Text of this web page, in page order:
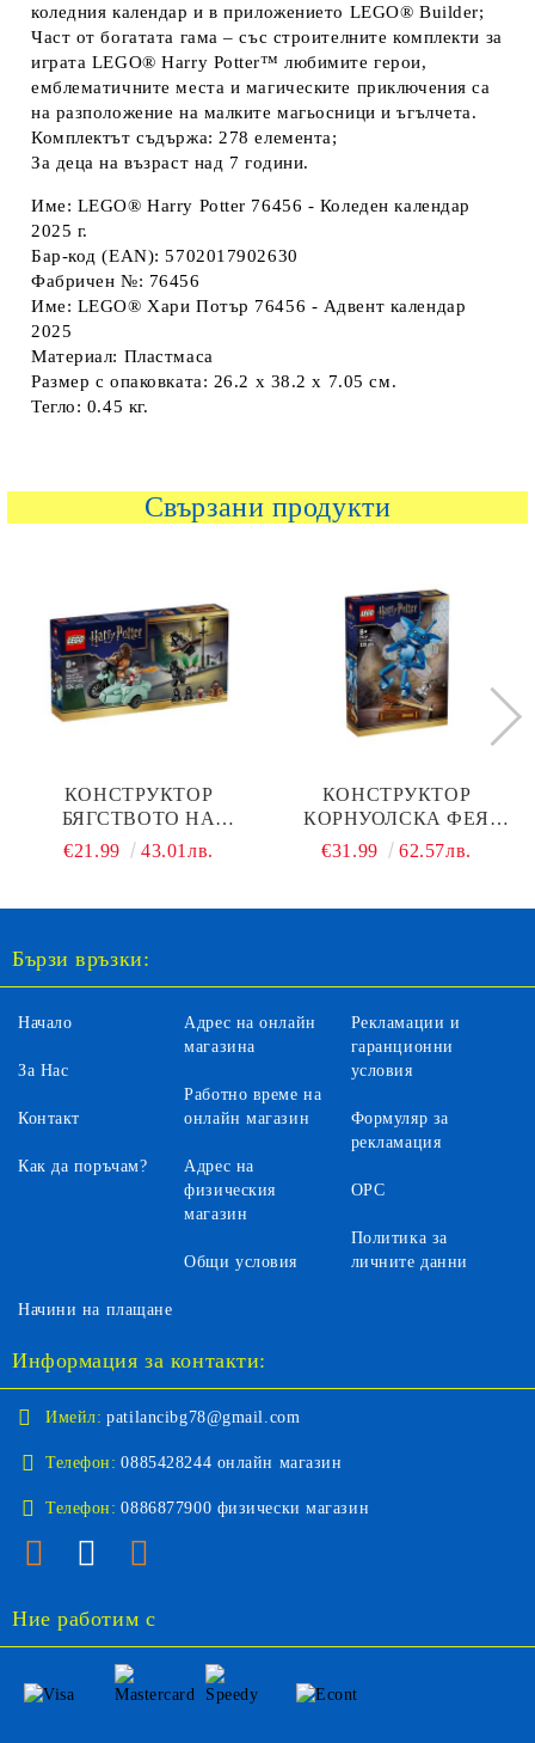
коледния календар и в приложението LEGO® Builder;
Част от богатата гама – със строителните комплекти за
играта LEGO® Harry Potter™ любимите герои,
емблематичните места и магическите приключения са
на разположение на малките магьосници и ъгълчета.
Комплектът съдържа: 278 елемента;
За деца на възраст над 7 години.
Име: LEGO® Harry Potter 76456 - Коледен календар
2025 г.
Бар-код (EAN): 5702017902630
Фабричен №: 76456
Име: LEGO® Хари Потър 76456 - Адвент календар
2025
Материал: Пластмаса
Размер с опаковката: 26.2 x 38.2 x 7.05 см.
Тегло: 0.45 кг.
Свързани продукти
КОНСТРУКТОР
БЯГСТВОТО НА
ХАГРИД И ХАРИ ОТ
€21.99 43.01лв.
КОНСТРУКТОР
КОРНУОЛСКА ФЕЯ
LEGO HARRY POTTER
€31.99 62.57лв.
Бързи връзки:
Начало
За Нас
Контакт
Как да поръчам?
Адрес на онлайн
магазина
Работно време на
онлайн магазин
Адрес на
физическия
магазин
Общи условия
Рекламации и
гаранционни
условия
Формуляр за
рекламация
ОРС
Политика за
личните данни
Начини на плащане
Информация за контакти:
Имейл: patilancibg78@gmail.com
Телефон: 0885428244 онлайн магазин
Телефон: 0886877900 физически магазин
Ние работим с